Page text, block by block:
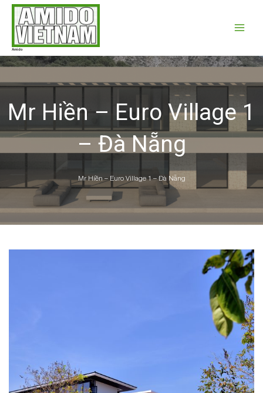
Nhảy
dungAmido
Menu
Mr Hiền – Euro Village 1
– Đà Nẵng
Mr Hiền – Euro Village 1 – Đà Nẵng